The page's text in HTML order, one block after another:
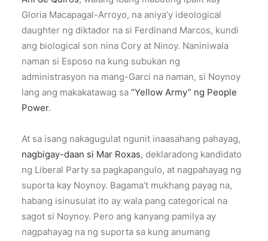
Gloria Macapagal-Arroyo, na aniya’y ideological
daughter ng diktador na si Ferdinand Marcos, kundi
ang biological son nina Cory at Ninoy. Naniniwala
naman si Esposo na kung subukan ng
administrasyon na mang-Garci na naman, si Noynoy
lang ang makakatawag sa “Yellow Army” ng People
Power.
At sa isang nakagugulat ngunit inaasahang pahayag,
nagbigay-daan si Mar Roxas, deklaradong kandidato
ng Liberal Party sa pagkapangulo, at nagpahayag ng
suporta kay Noynoy. Bagama’t mukhang payag na,
habang isinusulat ito ay wala pang categorical na
sagot si Noynoy. Pero ang kanyang pamilya ay
nagpahayag na ng suporta sa kung anumang